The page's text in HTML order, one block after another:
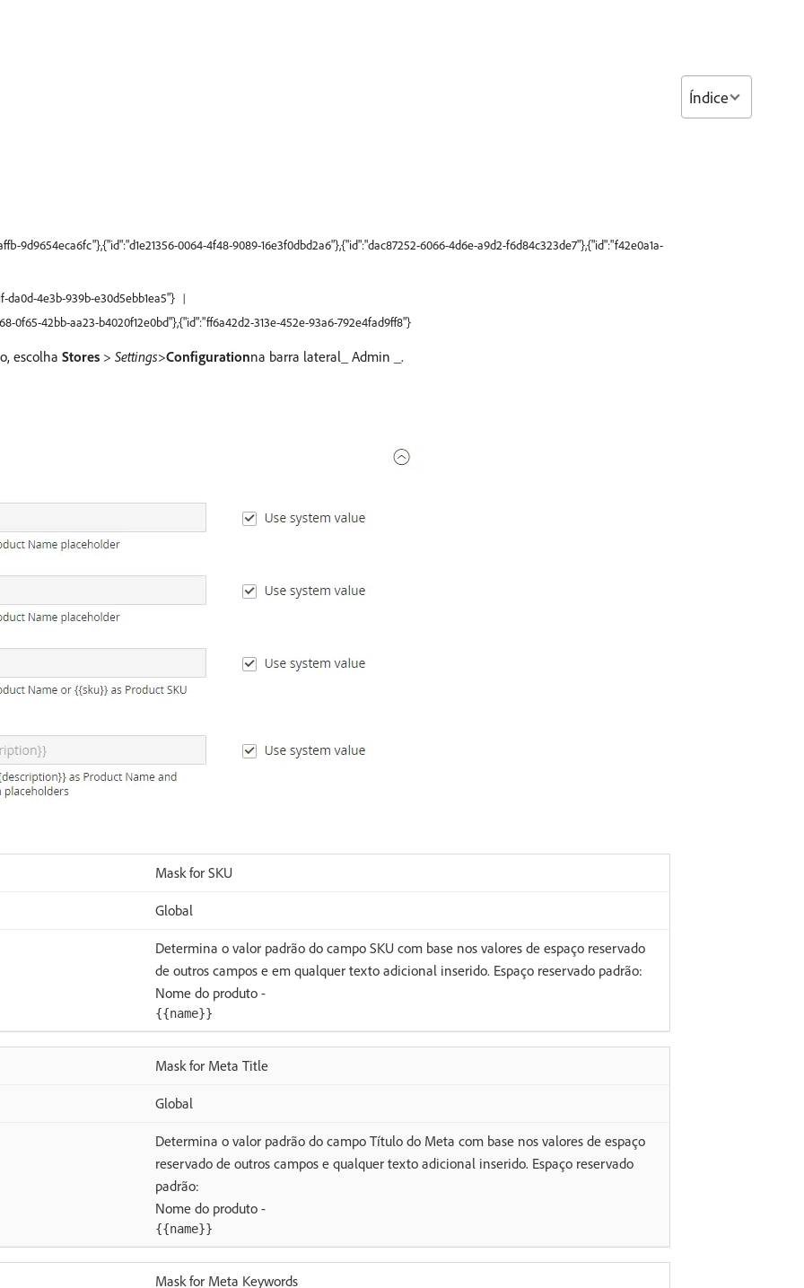
9d9654eca6fc"},{"id":"d1e21356-0064-4f48-9089-16e3f0dbd2a6"},{"id":"dac87252-6066-4d6e-a9d2-f6d84c323de7"},{"id":"f42e0a1a-
da0d-4e3b-939b-e30d5ebb1ea5"}
0f65-42bb-aa23-b4020f12e0bd"},{"id":"ff6a42d2-313e-452e-93a6-792e4fad9ff8"}
escolha Stores > Settings>Configuration​na barra lateral_ Admin _.
Mask for SKU
Global
Determina o valor padrão do campo SKU com base nos valores de espaço reservado
de outros campos e em qualquer texto adicional inserido. Espaço reservado padrão:
Nome do produto -
{{name}}
Mask for Meta Title
Global
Determina o valor padrão do campo Título do Meta com base nos valores de espaço
reservado de outros campos e qualquer texto adicional inserido. Espaço reservado
padrão:
Nome do produto -
{{name}}
Mask for Meta Keywords
Índice